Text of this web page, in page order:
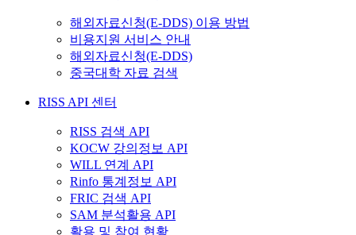
해외자료신청(E-DDS) 이용 방법
비용지원 서비스 안내
해외자료신청(E-DDS)
중국대학 자료 검색
RISS API 센터
RISS 검색 API
KOCW 강의정보 API
WILL 연계 API
Rinfo 통계정보 API
FRIC 검색 API
SAM 분석활용 API
활용 및 참여 현황